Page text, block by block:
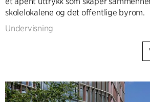
skolelokalene og det offentlige byrom.
Undervisning